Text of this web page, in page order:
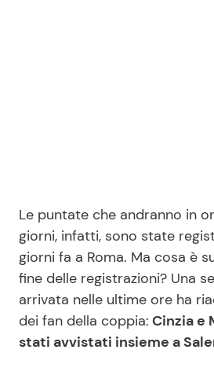
Disclaimer e Privacy
Redazione
Contattaci
Pubblicità
Privacy Policy
Le puntate che andranno in
giorni, infatti, sono state
giorni fa a Roma. Ma cosa è
fine delle registrazioni? Una
arrivata nelle ultime ore ha
dei fan della coppia: Cinzia e
stati avvistati insieme a